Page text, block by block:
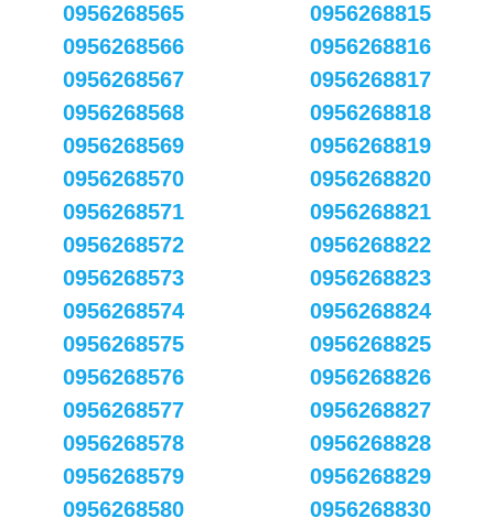
0956268565
0956268566
0956268567
0956268568
0956268569
0956268570
0956268571
0956268572
0956268573
0956268574
0956268575
0956268576
0956268577
0956268578
0956268579
0956268580
0956268815
0956268816
0956268817
0956268818
0956268819
0956268820
0956268821
0956268822
0956268823
0956268824
0956268825
0956268826
0956268827
0956268828
0956268829
0956268830